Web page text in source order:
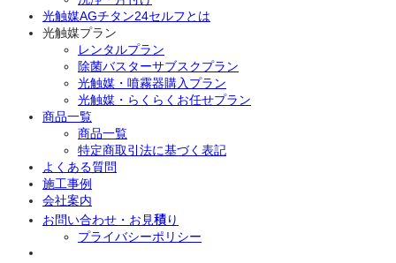
光触媒AGチタン24セルフとは
光触媒プラン
レンタルプラン
除菌バスターサブスクプラン
光触媒・噴霧器購入プラン
光触媒・らくらくお任せプラン
商品一覧
商品一覧
特定商取引法に基づく表記
よくある質問
施工事例
会社案内
お問い合わせ・お見積り
プライバシーポリシー